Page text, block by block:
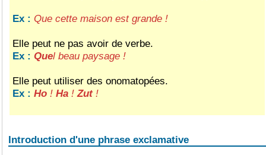
Ex : Que cette maison est grande !
Elle peut ne pas avoir de verbe.
Ex : Quel beau paysage !
Elle peut utiliser des onomatopées.
Ex : Ho ! Ha ! Zut!
Introduction d'une phrase exclamative